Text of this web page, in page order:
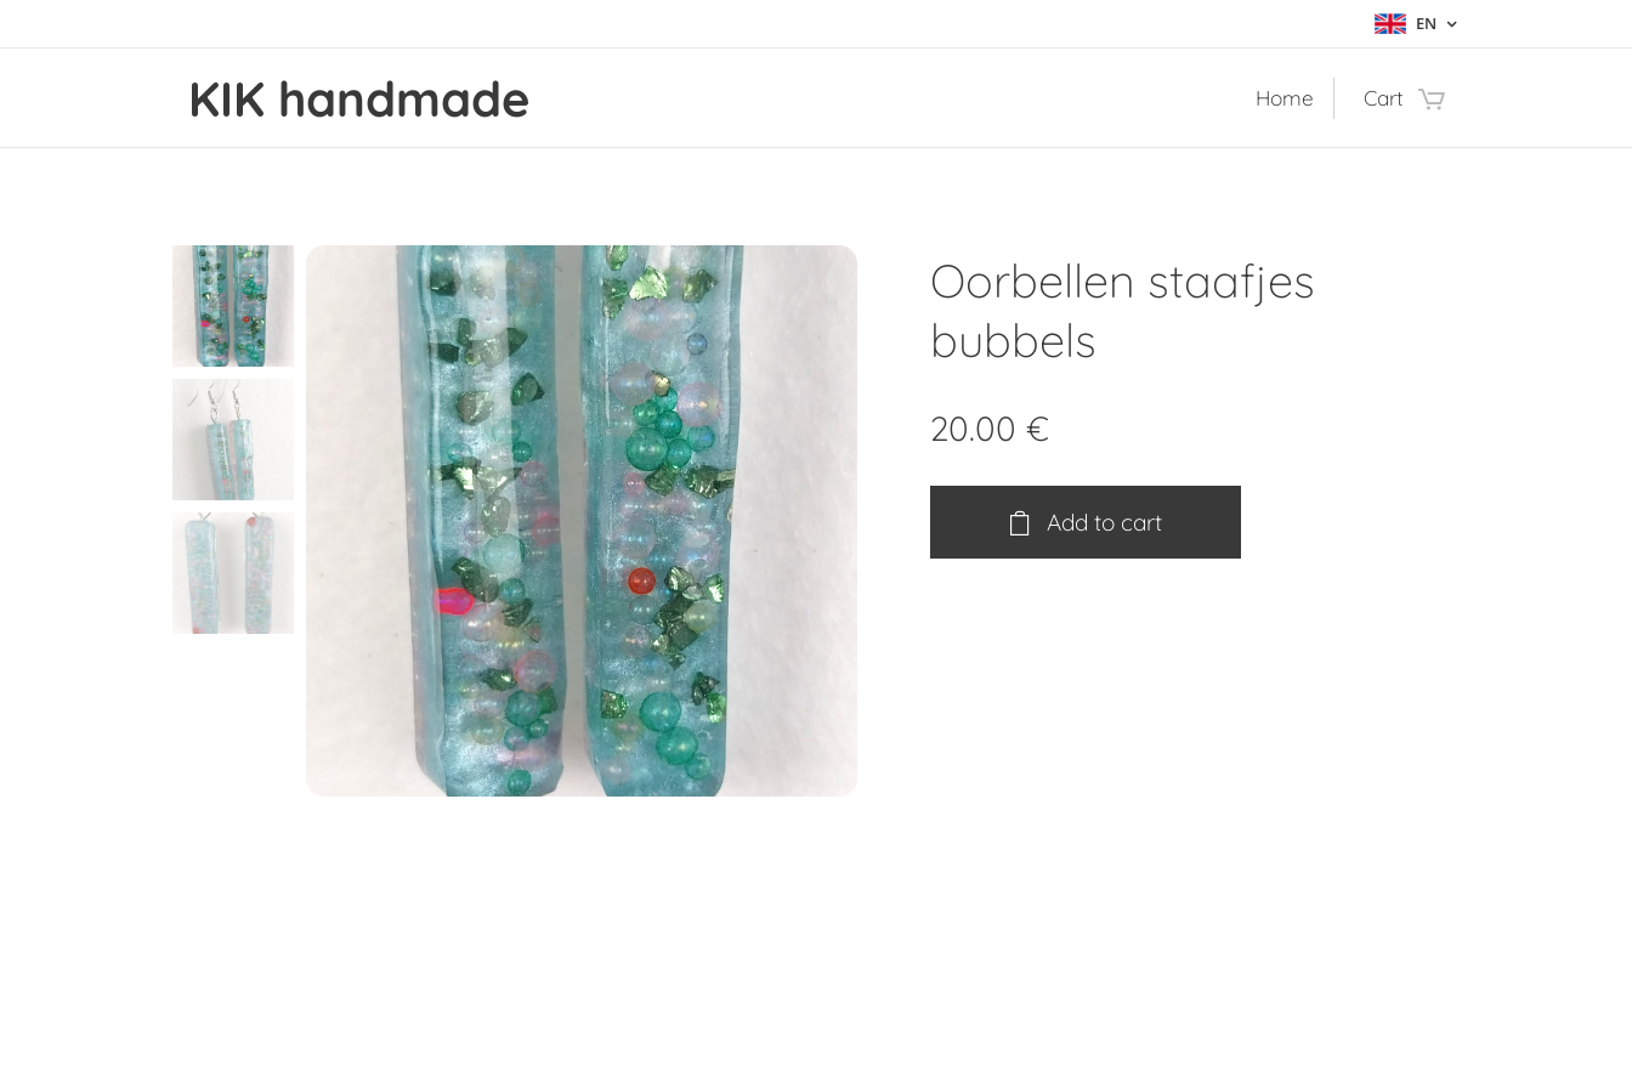
EN
KIK handmade Home Cart
Oorbellen staafjes
bubbels
20.00 €
Add to cart